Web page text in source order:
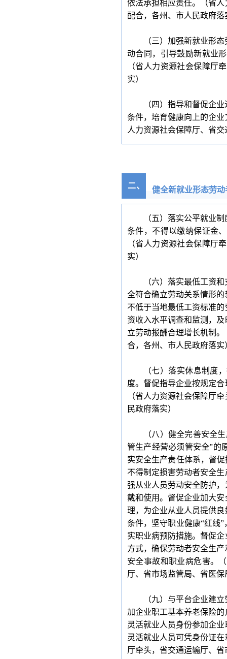
依法承担相应责任。（省
配合，各州、市人民政府落
（三）加强新就业形
动合同，引导鼓励新就业
（省人力资源社会保障厅
实）
（四）指导和督促企
条件，培育健康向上的企
人力资源社会保障厅、省
二、 健全新就业形态劳
（五）落实公平就业
条件，不得以缴纳保证金
（省人力资源社会保障厅
实）
（六）落实最低工资
全符合确立劳动关系情形
不低于当地最低工资标准
资收入水平调查和监测，
立劳动报酬合理增长机制
合，各州、市人民政府落实
（七）落实休息制度
度。督促指导企业按规定
（省人力资源社会保障厅
民政府落实）
（八）健全完善安全
管生产经营必须管安全”的
实安全生产责任体系，督
不得制定损害劳动者安全
强从业人员劳动安全防护
戴和使用。督促企业加大
理，为企业从业人员提供
条件，坚守职业健康“红线
实职业病预防措施。督促
方式，确保劳动者安全生
安全事故和职业病危害。
厅、省市场监管局、省医
（九）与平台企业建
加企业职工基本养老保险
灵活就业人员身份参加企
灵活就业人员可凭身份证
厅牵头，省交通运输厅、